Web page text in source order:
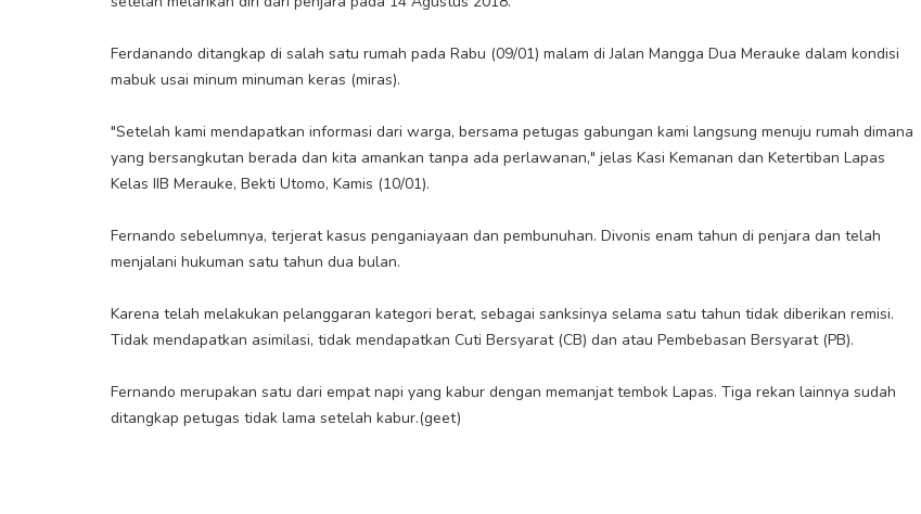
Ferdanando ditangkap di salah satu rumah pada Rabu (09/01) malam di Jalan Mangga Dua Merauke dalam kondisi
mabuk usai minum minuman keras (miras).
"Setelah kami mendapatkan informasi dari warga, bersama petugas gabungan kami langsung menuju rumah dimana
yang bersangkutan berada dan kita amankan tanpa ada perlawanan," jelas Kasi Kemanan dan Ketertiban Lapas
Kelas IIB Merauke, Bekti Utomo, Kamis (10/01).
Fernando sebelumnya, terjerat kasus penganiayaan dan pembunuhan. Divonis enam tahun di penjara dan telah
menjalani hukuman satu tahun dua bulan.
Karena telah melakukan pelanggaran kategori berat, sebagai sanksinya selama satu tahun tidak diberikan remisi.
Tidak mendapatkan asimilasi, tidak mendapatkan Cuti Bersyarat (CB) dan atau Pembebasan Bersyarat (PB).
Fernando merupakan satu dari empat napi yang kabur dengan memanjat tembok Lapas. Tiga rekan lainnya sudah
ditangkap petugas tidak lama setelah kabur.(geet)